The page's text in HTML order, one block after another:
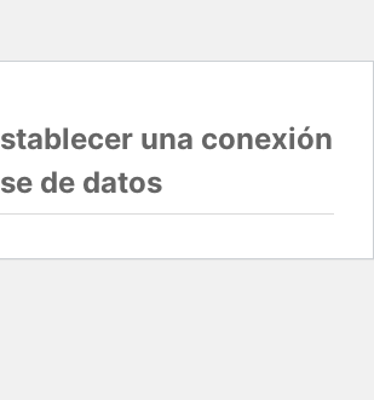
una conexión
de datos